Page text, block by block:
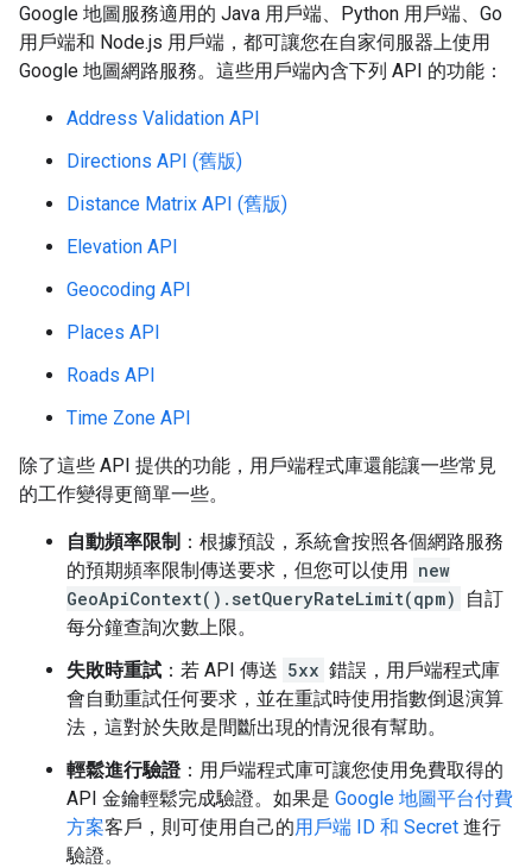
Google 地圖服務適用的 Java 用戶端、Python 用戶端、Go
用戶端和 Node.js 用戶端，都可讓您在自家伺服器上使用
Google 地圖網路服務。這些用戶端內含下列 API 的功能：
Address Validation API
Directions API (舊版)
Distance Matrix API (舊版)
Elevation API
Geocoding API
Places API
Roads API
Time Zone API
除了這些 API 提供的功能，用戶端程式庫還能讓一些常見
的工作變得更簡單一些。
自動頻率限制 ：根據預設，系統會按照各個網路服務
的預期頻率限制傳送要求，但您可以使用 new
GeoApiContext().setQueryRateLimit(qpm)
自訂
每分鐘查詢次數上限。
失敗時重試 ：若 API 傳送 5xx 錯誤，用戶端程式庫
會自動重試任何要求，並在重試時使用指數倒退演算
法，這對於失敗是間斷出現的情況很有幫助。
輕鬆進行驗證：用戶端程式庫可讓您使用免費取得的
API 金鑰輕鬆完成驗證。如果是 Google 地圖平台付費
方案客戶，則可使用自己的用戶端 ID 和 Secret 進行
驗證。